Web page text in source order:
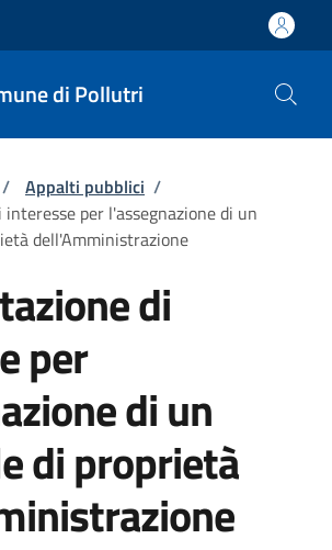
di Pollutri
pane
/ Appalti pubblici /
per l'assegnazione di un
dell'Amministrazione
di
per
di un
di proprietà